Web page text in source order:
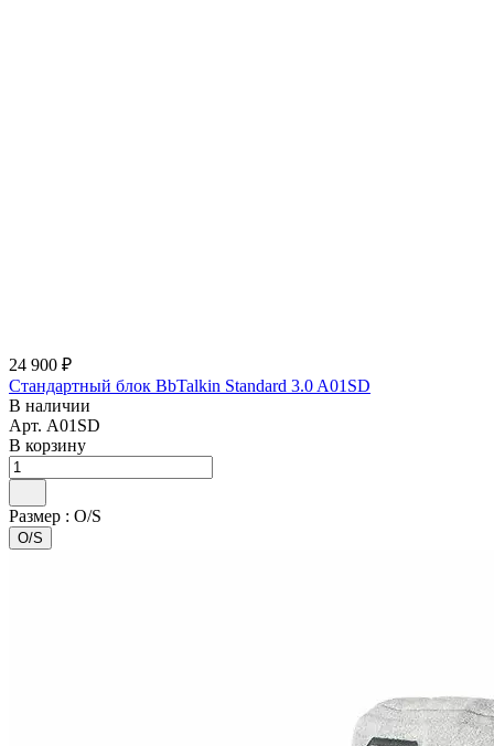
24 900 ₽
Стандартный блок BbTalkin Standard 3.0 A01SD
В наличии
Арт. A01SD
В корзину
Размер : O/S
O/S